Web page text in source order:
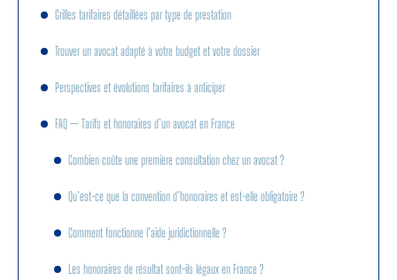
Grilles tarifaires détaillées par type de prestation
Trouver un avocat adapté à votre budget et votre dossier
Perspectives et évolutions tarifaires à anticiper
FAQ — Tarifs et honoraires d’un avocat en France
Combien coûte une première consultation chez un avocat ?
Qu’est-ce que la convention d’honoraires et est-elle obligatoire ?
Comment fonctionne l’aide juridictionnelle ?
Les honoraires de résultat sont-ils légaux en France ?